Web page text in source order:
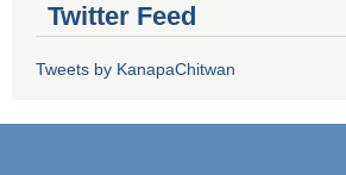
Twitter Feed
Tweets by KanapaChitwan